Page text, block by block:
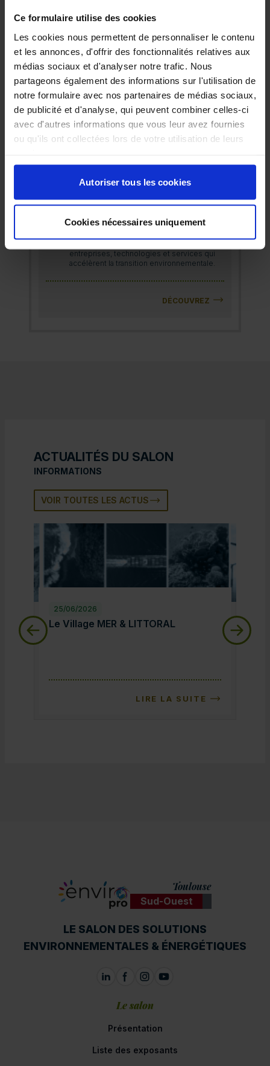
Ce formulaire utilise des cookies
Les cookies nous permettent de personnaliser le contenu
et les annonces, d'offrir des fonctionnalités relatives aux
médias sociaux et d'analyser notre trafic. Nous
partageons également des informations sur l'utilisation de
notre formulaire avec nos partenaires de médias sociaux,
de publicité et d'analyse, qui peuvent combiner celles-ci
avec d'autres informations que vous leur avez fournies
ou qu'ils ont collectées lors de votre utilisation de leurs
Autoriser tous les cookies
Cookies nécessaires uniquement
Abonnez-vous à nos news sur
ACTUALITÉS
ENVIRONNEMENTALES
Découvrez chaque semaine les dernières
news, innovations et réglementations du
secteur environnemental.
SOLUTIONS
ENVIRONNEMENTALES BTOB
entreprises, technologies et services qui
accélèrent la transition environnementale.
DÉCOUVREZ
ACTUALITÉS DU SALON
INFORMATIONS
VOIR TOUTES LES ACTUS
25/06/2026
Le Village MER & LITTORAL
Le Village MER & LITTORAL
LIRE LA SUITE
Toulouse
Sud-Ouest
LE SALON DES SOLUTIONS
ENVIRONNEMENTALES & ÉNERGÉTIQUES
Le salon
Présentation
Liste des exposants